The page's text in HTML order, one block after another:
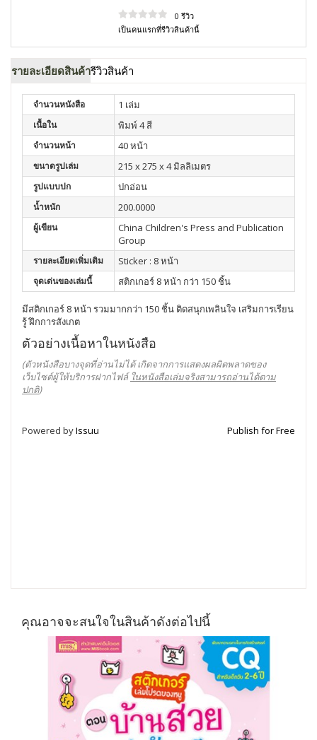
0 รีวิว
เป็นคนแรกที่รีวิวสินค้านี้
รายละเอียดสินค้ารีวิวสินค้า
จำนวนหนังสือ 1 เล่ม
เนื้อใน พิมพ์ 4 สี
จำนวนหน้า 40 หน้า
ขนาดรูปเล่ม 215 x 275 x 4 มิลลิเมตร
รูปแบบปก ปกอ่อน
น้ำหนัก 200.0000
ผู้เขียน
China Children's Press and Publication
Group
รายละเอียดเพิ่มเติม Sticker : 8 หน้า
จุดเด่นของเล่มนี้ สติกเกอร์ 8 หน้า กว่า 150 ชิ้น
มีสติกเกอร์ 8 หน้า รวมมากกว่า 150 ชิ้น ติดสนุกเพลินใจ เสริมการเรียน
รู้ ฝึกการสังเกต
ตัวอย่างเนื้อหาในหนังสือ
(ตัวหนังสือบางจุดที่อ่านไม่ได้ เกิดจากการแสดงผลผิดพลาดของ
เว็บไซต์ผู้ให้บริการฝากไฟล์ ในหนังสือเล่มจริงสามารถอ่านได้ตาม
ปกติ)
Powered byIssuu Publish for Free
คุณอาจจะสนใจในสินค้าดังต่อไปนี้